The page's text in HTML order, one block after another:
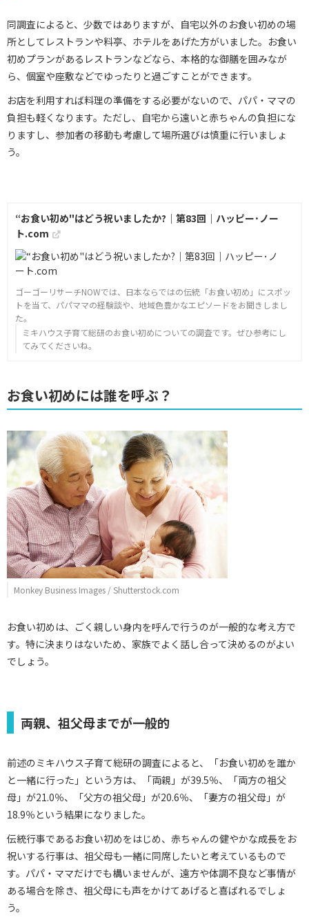
同調査によると、少数ではありますが、自宅以外のお食い初めの場
所としてレストランや料亭、ホテルをあげた方がいました。お食い
初めプランがあるレストランなどなら、本格的な御膳を囲みなが
ら、個室や座敷などでゆったりと過ごすことができます。
お店を利用すれば料理の準備をする必要がないので、パパ・ママの
負担も軽くなります。ただし、自宅から遠いと赤ちゃんの負担にな
りますし、参加者の移動も考慮して場所選びは慎重に行いましょ
う。
“お食い初め"はどう祝いましたか?｜第83回｜ハッピー･ノー
ト.com
ゴーゴーリサーチNOWでは、日本ならではの伝統「お食い初め」にスポッ
トを当て、パパママの経験談や、地域色豊かなエピソードをお聞きしまし
た。
ミキハウス子育て総研のお食い初めについての調査です。ぜひ参考にし
てみてくださいね。
お食い初めには誰を呼ぶ？
Monkey Business Images / Shutterstock.com
お食い初めは、ごく親しい身内を呼んで行うのが一般的な考え方で
す。特に決まりはないため、家族でよく話し合って決めるのがよい
でしょう。
両親、祖父母までが一般的
前述のミキハウス子育て総研の調査によると、「お食い初めを誰か
と一緒に行った」という方は、「両親」が39.5％、「両方の祖父
母」が21.0％、「父方の祖父母」が20.6％、「妻方の祖父母」が
18.9％という結果になりました。
伝統行事であるお食い初めをはじめ、赤ちゃんの健やかな成長をお
祝いする行事は、祖父母も一緒に同席したいと考えているもので
す。パパ・ママだけでも構いませんが、遠方や体調不良など事情が
ある場合を除き、祖父母にも声をかけてあげると喜ばれるでしょ
う。